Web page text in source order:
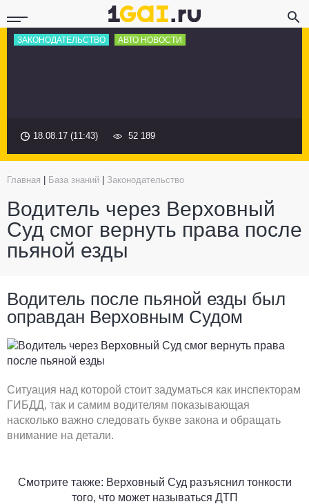
ЗАКОНОДАТЕЛЬСТВО АВТО НОВОСТИ
18.08.17 (11:43) 52 189
Главная База знаний Законодательство
Водитель через Верховный
Суд смог вернуть права после
пьяной езды
Водитель после пьяной езды был
оправдан Верховным Судом
Ситуация над которой стоит задуматься как инспекторам
ГИБДД, так и самим водителям показывающая
насколько важно следовать букве закона и обращать
внимание на детали.
Смотрите также: Верховный Суд разъяснил тонкости
того, что может называться ДТП